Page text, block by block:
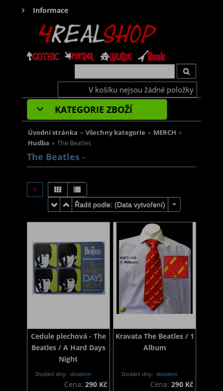
Informace
V košíku nejsou žádné položky
KATEGORIE ZBOŽÍ
Úvodní stránka » Všechny kategorie » MERCH »
Hudba » The Beatles
The Beatles -
1
Řadit podle: (Data vytvoření)
Cedule plechová - The
Beatles / A Hard Days
Night
Dodání dny: skladem
Cena: 290 Kč
Kravata The Beatles / 1
Album
Dodání dny: skladem
Cena: 290 Kč